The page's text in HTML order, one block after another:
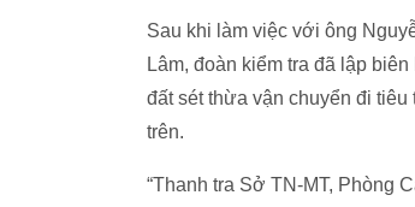
Sau khi làm việc với ông
Lâm, đoàn kiểm tra đã lập
đất sét thừa vận chuyển đi
trên.
“Thanh tra Sở TN-MT, Phòng